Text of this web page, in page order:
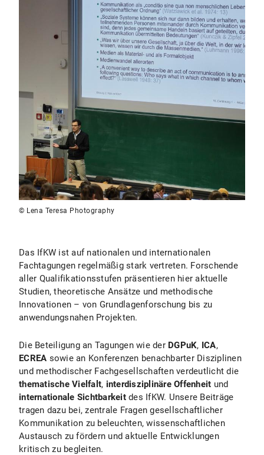
© Lena Teresa Photography
Das IfKW ist auf nationalen und internationalen
Fachtagungen regelmäßig stark vertreten. Forschende
aller Qualifikationsstufen präsentieren hier aktuelle
Studien, theoretische Ansätze und methodische
Innovationen – von Grundlagenforschung bis zu
anwendungsnahen Projekten.
Die Beteiligung an Tagungen wie der DGPuK, ICA,
ECREA sowie an Konferenzen benachbarter Disziplinen
und methodischer Fachgesellschaften verdeutlicht die
thematische Vielfalt, interdisziplinäre Offenheit und
internationale Sichtbarkeitdes IfKW. Unsere Beiträge
tragen dazu bei, zentrale Fragen gesellschaftlicher
Kommunikation zu beleuchten, wissenschaftlichen
Austausch zu fördern und aktuelle Entwicklungen
kritisch zu begleiten.